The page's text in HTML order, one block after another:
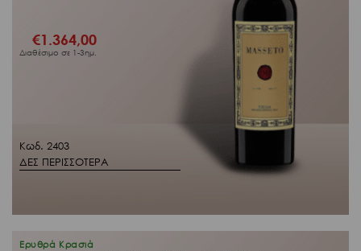
Κωδ. 2403
ΔΕΣ ΠΕΡΙΣΣΟΤΕΡΑ
€1.364,00
Διαθέσιμο σε 1-3ημ.
Ερυθρά Κρασιά